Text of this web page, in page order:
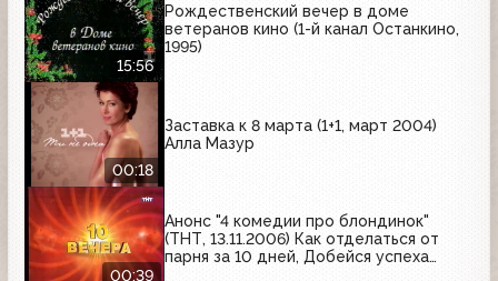
15:56
Рождественский вечер в доме
ветеранов кино (1-й канал Останкино,
1995)
00:18
Заставка к 8 марта (1+1, март 2004)
Алла Мазур
00:39
Анонс "4 комедии про блондинок"
(ТНТ, 13.11.2006) Как отделаться от
парня за 10 дней, Добейся успеха